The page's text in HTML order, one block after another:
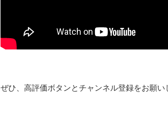
ぜひ、高評価ボタンとチャンネル登録をお願い